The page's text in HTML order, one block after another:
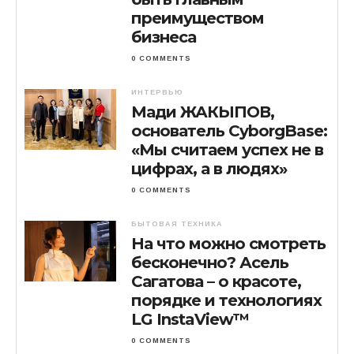
преимуществом
бизнеса
0 COMMENTS
ИНТЕРВЬЮ
Мади ЖАКЫПОВ,
основатель CyborgBase:
«Мы считаем успех не в
цифрах, а в людях»
0 COMMENTS
БЫТОВАЯ ТЕХНИКА
На что можно смотреть
бесконечно? Асель
Сагатова – о красоте,
порядке и технологиях
LG InstaView™
0 COMMENTS